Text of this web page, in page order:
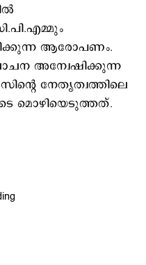
ആരോപണം.
അന്വേഷിക്കുന്ന
നേതൃത്വത്തിലെ
മൊഴിയെടുത്തത്.